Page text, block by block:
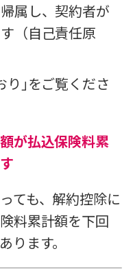
属し、契約者が
（自己責任原
り｣をご覧くださ
が払込保険料累
ても、解約控除に
料累計額を下回
ります。